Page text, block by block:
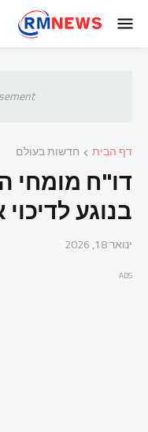
דף הבית חדשות בעולם
דו"ח מומחי
בנוגע
ינואר 18, 2026
ADS